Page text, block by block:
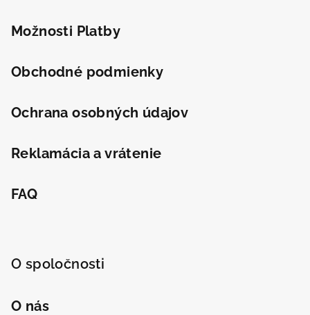
Možnosti Platby
Obchodné podmienky
Ochrana osobných údajov
Reklamácia a vrátenie
FAQ
O spoločnosti
O nás